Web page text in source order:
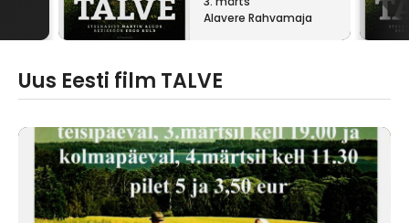
Alavere Rahvamaja
Uus Eesti film TALVE